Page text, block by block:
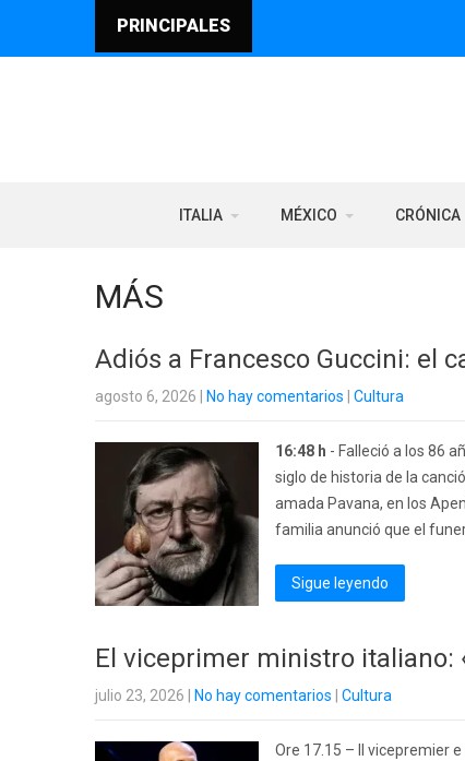
PRINCIPALES
ITALIA MÉXICO CRÓNICA
MÁS
Adiós a Francesco Guccini: el
agosto 6, 2026 No hay comentarios Cultura
16:48 h - Falleció a los 86
siglo de historia de la
amada Pavana, en los
familia anunció que el
Sigue leyendo
El viceprimer ministro italiano:
julio 23, 2026 No hay comentarios Cultura
Ore 17.15 – Il vicepremier